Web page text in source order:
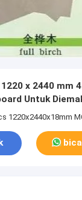
x 2440 mm
Untuk
1220x2440x18mm